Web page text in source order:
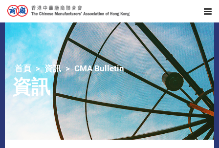
首頁 資訊 CMA Bulletin
資訊